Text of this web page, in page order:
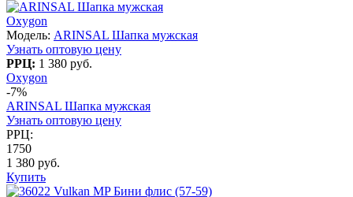
Oxygon
Модель: ARINSAL Шапка мужская
Узнать оптовую цену
РРЦ: 1 380 руб.
Oxygon
-7%
ARINSAL Шапка мужская
Узнать оптовую цену
РРЦ:
1750
1 380 руб.
Купить